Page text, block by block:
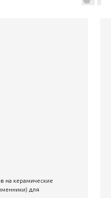
на керамические
для